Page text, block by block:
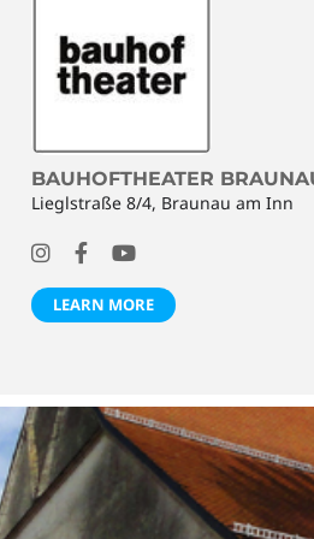
BAUHOFTHEATER
Lieglstraße 8/4, Braunau am Inn
LEARN MORE